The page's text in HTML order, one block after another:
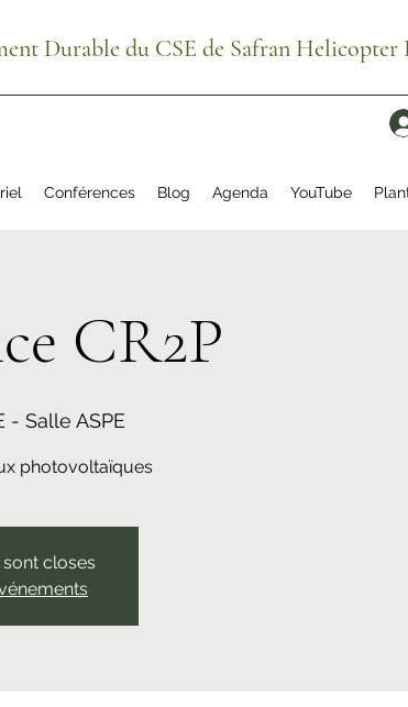
Conférences Blog Agenda YouTube
Durable du CSE de Safran Helicopter
CR2P
- Salle ASPE
photovoltaïques
closes